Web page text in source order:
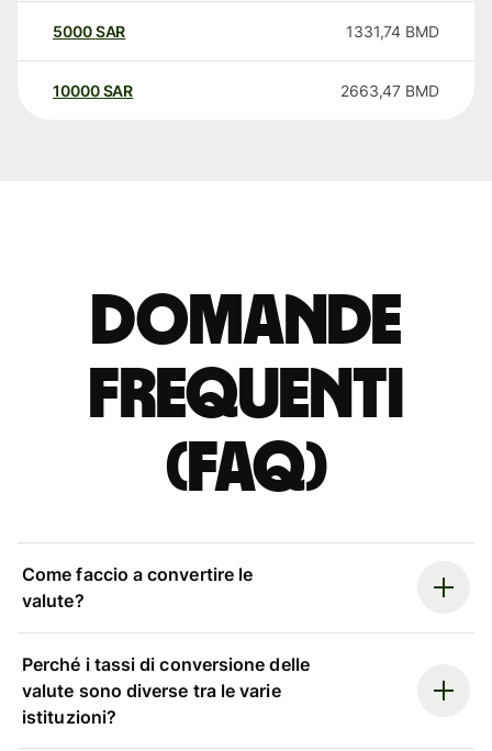
5000SAR 1331,74 BMD
10000 SAR 2663,47 BMD
Domande
Frequenti
(FAQ)
Come faccio a convertire le
valute?
Perché i tassi di conversione delle
valute sono diverse tra le varie
istituzioni?